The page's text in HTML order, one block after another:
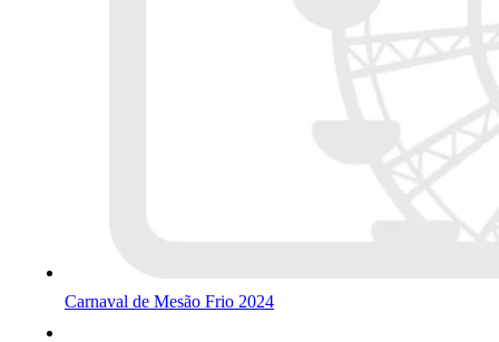
Carnaval de Mesão Frio 2024